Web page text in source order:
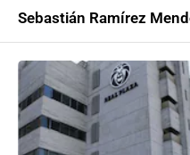
Sebastián Ramírez